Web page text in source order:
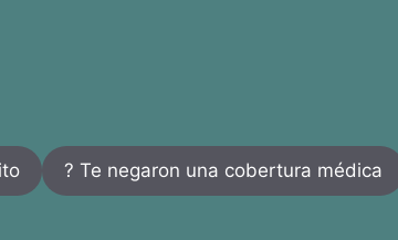
? Te negaron una cobertura médica